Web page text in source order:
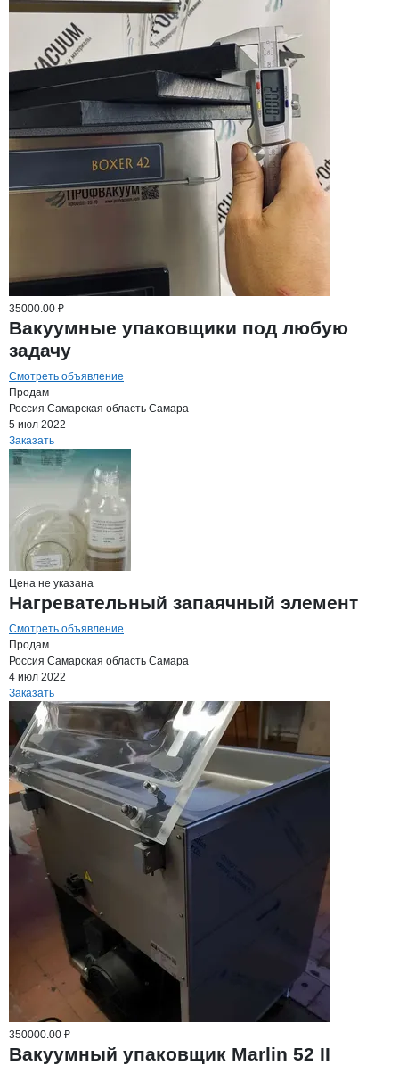
35000.00 ₽
Вакуумные упаковщики под любую
задачу
Смотреть объявление
Продам
Россия Самарская область Самара
5 июл 2022
Заказать
Цена не указана
Нагревательный запаячный элемент
Смотреть объявление
Продам
Россия Самарская область Самара
4 июл 2022
Заказать
350000.00 ₽
Вакуумный упаковщик Marlin 52 II